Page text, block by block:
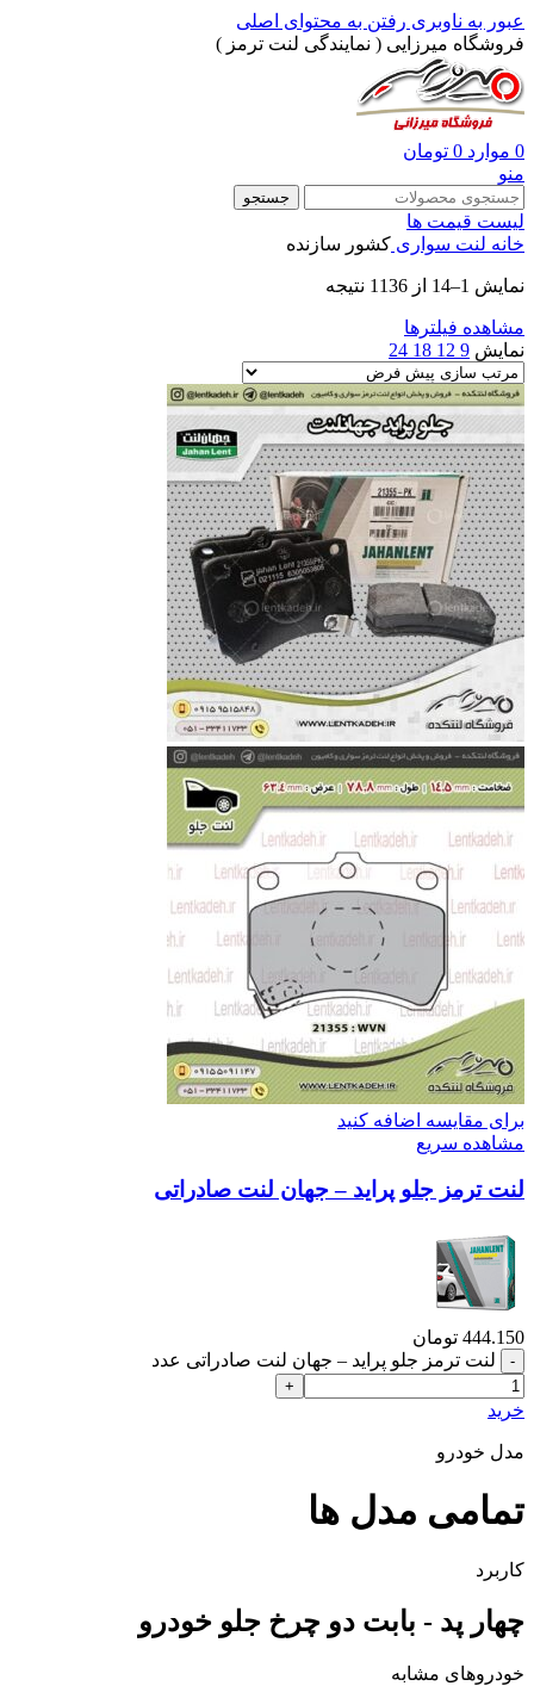
عبور به ناوبری رفتن به محتوای اصلی
فروشگاه میرزایی ( نمایندگی لنت ترمز )
0 موارد 0 تومان
منو
جستجو
لیست قیمت ها
خانه لنت سواری کشور سازنده
نمایش 1–14 از 1136 نتیجه
مشاهده فیلترها
نمایش 9
12
18
24
برای مقایسه اضافه کنید
مشاهده سریع
لنت ترمز جلو پراید – جهان لنت صادراتی
444.150 تومان
لنت ترمز جلو پراید – جهان لنت صادراتی عدد
خرید
مدل خودرو
تمامی مدل ها
کاربرد
چهار پد - بابت دو چرخ جلو خودرو
خودروهای مشابه